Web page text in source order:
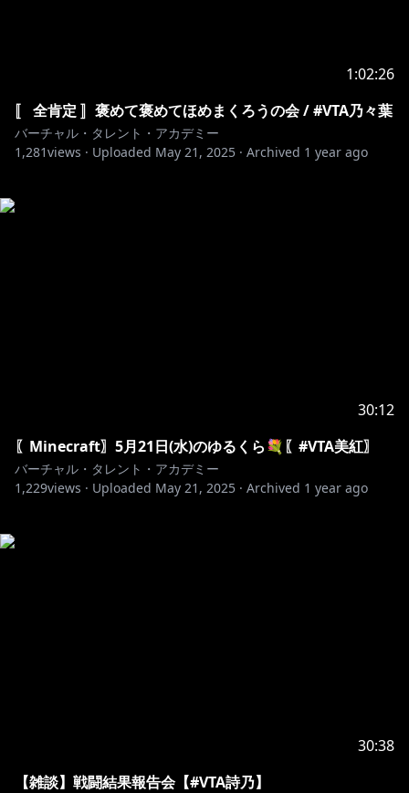
1:02:26
〚 全肯定 〛褒めて褒めてほめまくろうの会 / #VTA乃々葉
バーチャル・タレント・アカデミー
1,281views · Uploaded May 21, 2025 · Archived 1 year ago
30:12
〖Minecraft〗5月21日(水)のゆるくら💐〖#VTA美紅〗
バーチャル・タレント・アカデミー
1,229views · Uploaded May 21, 2025 · Archived 1 year ago
30:38
【雑談】戦闘結果報告会【#VTA詩乃】